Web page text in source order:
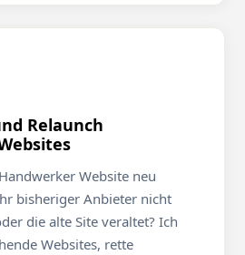
Relaunch
Website neu
bisheriger Anbieter nicht
die alte Site veraltet? Ich
Websites, rette